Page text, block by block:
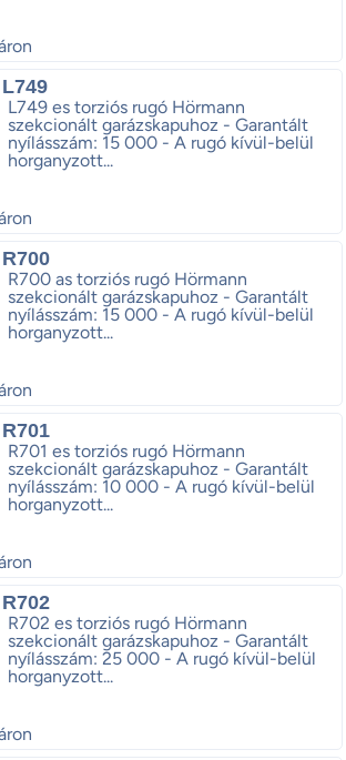
L749 es torziós rugó Hörmann
szekcionált garázskapuhoz - Garantált
nyílásszám: 15 000 - A rugó kívül-belül
horganyzott...
R700 as torziós rugó Hörmann
szekcionált garázskapuhoz - Garantált
nyílásszám: 15 000 - A rugó kívül-belül
horganyzott...
R701 es torziós rugó Hörmann
szekcionált garázskapuhoz - Garantált
nyílásszám: 10 000 - A rugó kívül-belül
horganyzott...
R702 es torziós rugó Hörmann
szekcionált garázskapuhoz - Garantált
nyílásszám: 25 000 - A rugó kívül-belül
horganyzott...